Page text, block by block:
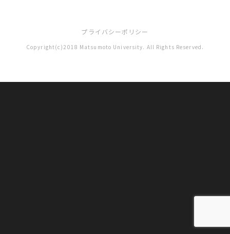
プライバシーポリシー
Copyright(c)2018 Matsumoto University. All Rights Reserved.